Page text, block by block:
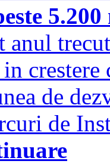
anul
de
de